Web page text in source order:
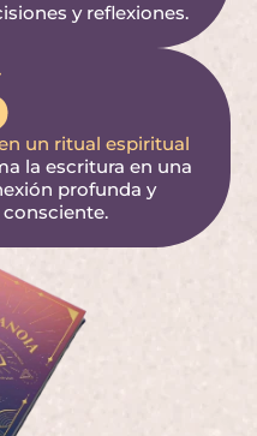
y reflexiones.
un ritual espiritual
la escritura en una
profunda y